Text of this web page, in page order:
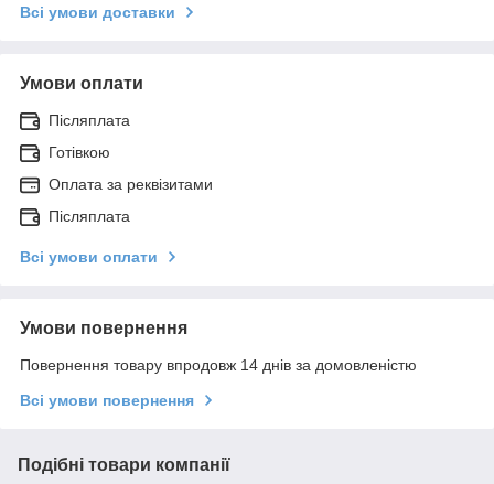
Всі умови доставки
Умови оплати
Післяплата
Готівкою
Оплата за реквізитами
Післяплата
Всі умови оплати
Умови повернення
Повернення товару впродовж 14 днів за домовленістю
Всі умови повернення
Подібні товари компанії